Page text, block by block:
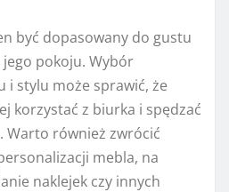
być dopasowany do gustu
pokoju. Wybór
i stylu może sprawić, że
korzystać z biurka i spędzać
Warto również zwrócić
mebla, na
naklejek czy innych